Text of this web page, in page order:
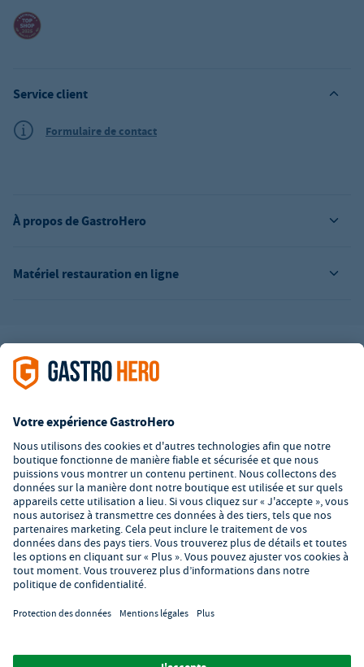
Matériel restauration en ligne
À propos de GastroHero
Service client
Formulaire de contact
L’offre de la société GastroHero est exclusivement destinée aux
entreprises. Tous les prix sont des prix unitaires nets majorés de
Certaines méthodes de paiement peuvent entraîner des frais
supplémentaires.
² PVC : Prix de Vente Conseillé par le fabricant
*A partir d'un montant de 350€ net. Jusqu'à cette date, les frais
de port s'élèvent à 7,90€ (hors TVA).
© 2026 GastroHero - Matériel et équipement de restauration -
Paramètres de confidentialité/Mentions légales